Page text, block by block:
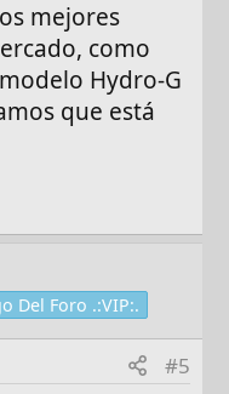
mejores
como
Hydro-G
que está
Del Foro .:VIP:.
#5